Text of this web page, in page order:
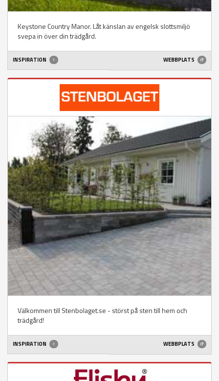
Keystone Country Manor. Låt känslan av engelsk slottsmiljö
svepa in över din trädgård.
INSPIRATION WEBBPLATS
Välkommen till Stenbolaget.se - störst på sten till hem och
trädgård!
INSPIRATION WEBBPLATS